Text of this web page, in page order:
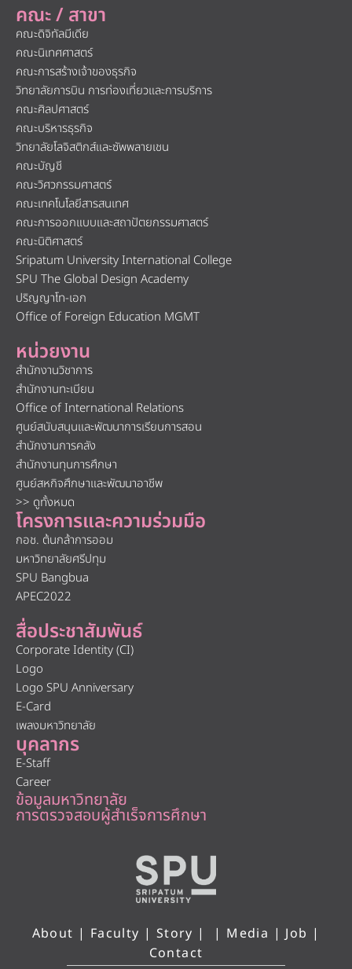
คณะ / สาขา
คณะดิจิทัลมีเดีย
คณะนิเทศศาสตร์
คณะการสร้างเจ้าของธุรกิจ
วิทยาลัยการบิน การท่องเที่ยวและการบริการ
คณะศิลปศาสตร์
คณะบริหารธุรกิจ
วิทยาลัยโลจิสติกส์และซัพพลายเชน
คณะบัญชี
คณะวิศวกรรมศาสตร์
คณะเทคโนโลยีสารสนเทศ
คณะการออกแบบและสถาปัตยกรรมศาสตร์
คณะนิติศาสตร์
Sripatum University International College
SPU The Global Design Academy
ปริญญาโท-เอก
Office of Foreign Education MGMT
หน่วยงาน
สำนักงานวิชาการ
สำนักงานทะเบียน
Office of International Relations
ศูนย์สนับสนุนและพัฒนาการเรียนการสอน
สำนักงานการคลัง
สำนักงานทุนการศึกษา
ศูนย์สหกิจศึกษาและพัฒนาอาชีพ
>> ดูทั้งหมด
โครงการและความร่วมมือ
กอช. ต้นกล้าการออม
มหาวิทยาลัยศรีปทุม
SPU Bangbua
APEC2022
สื่อประชาสัมพันธ์
Corporate Identity (CI)
Logo
Logo SPU Anniversary
E-Card
เพลงมหาวิทยาลัย
บุคลากร
E-Staff
Career
ข้อมูลมหาวิทยาลัย
การตรวจสอบผู้สำเร็จการศึกษา
About | Faculty | Story | | Media |Job |
Contact